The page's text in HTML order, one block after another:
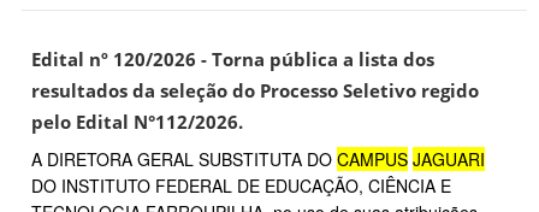
Edital nº 120/2026 - Torna pública a lista dos
resultados da seleção do Processo Seletivo regido
pelo Edital N°112/2026.
A DIRETORA GERAL SUBSTITUTA DO CAMPUS JAGUARI
DO INSTITUTO FEDERAL DE EDUCAÇÃO, CIÊNCIA E